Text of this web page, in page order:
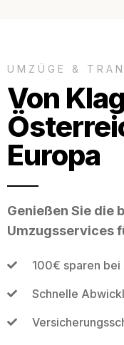
UMZÜGE &
Von
Europa
Genießen Sie die
Umzugsservices
100€ sparen bei
Schnelle